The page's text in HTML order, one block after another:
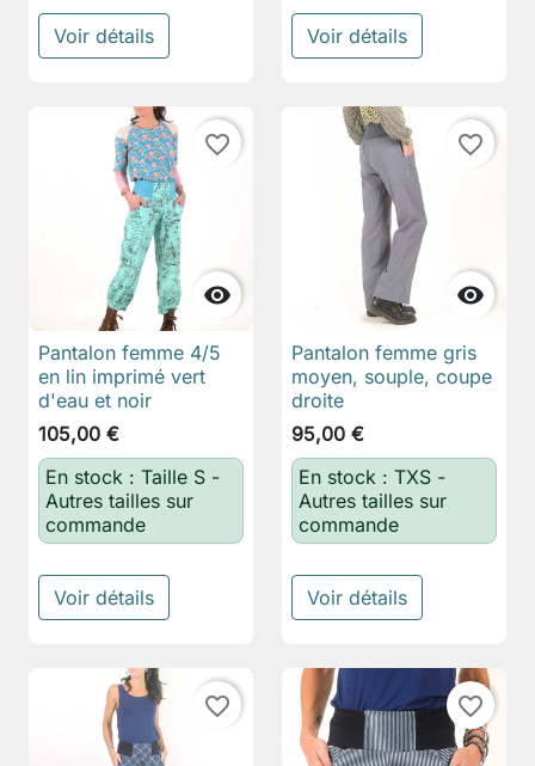
Voir détails Voir détails

favorite_border
Pantalon femme 4/5
en lin imprimé vert
d'eau et noir
105,00 €
En stock : Taille S -
Autres tailles sur
commande
Voir détails

favorite_border
Pantalon femme gris
moyen, souple, coupe
droite
95,00 €
En stock : TXS -
Autres tailles sur
commande
Voir détails
favorite_border favorite_border